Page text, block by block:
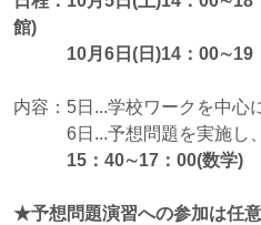
館)
10月6日(日)14：00∼19
内容：5日...学校ワークを中心
6日...予想問題を実施し、
15：40∼17：00(数学)
★予想問題演習への参加は任